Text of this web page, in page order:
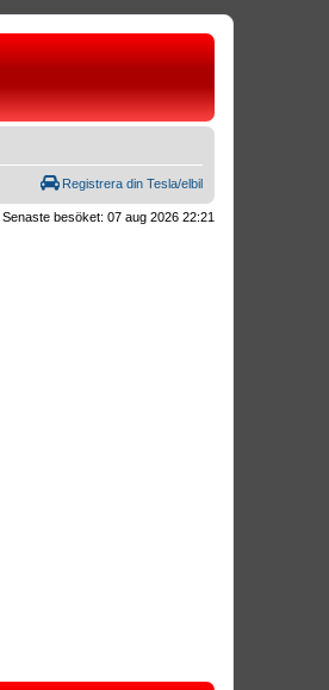
Registrera din Tesla/elbil
Senaste besöket: 07 aug 2026 22:21